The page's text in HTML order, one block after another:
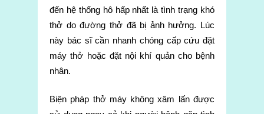
đến hệ thống hô hấp nhất là tình trạng khó
thở do đường thở đã bị ảnh hưởng. Lúc
này bác sĩ cần nhanh chóng cấp cứu đặt
máy thở hoặc đặt nội khí quản cho bệnh
nhân.
Biện pháp thở máy không xâm lấn được